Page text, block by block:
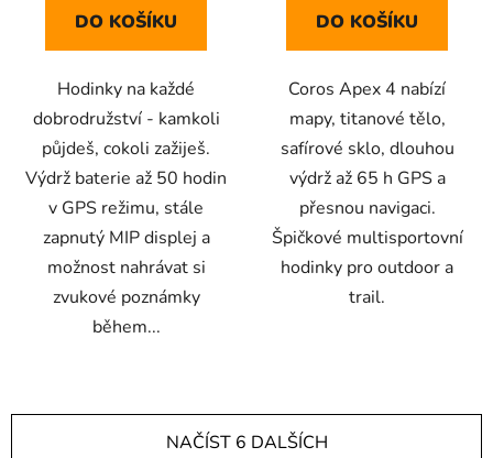
DO KOŠÍKU
Hodinky na každé
dobrodružství - kamkoli
půjdeš, cokoli zažiješ.
Výdrž baterie až 50 hodin
v GPS režimu, stále
zapnutý MIP displej a
možnost nahrávat si
zvukové poznámky
během...
DO KOŠÍKU
Coros Apex 4 nabízí
mapy, titanové tělo,
safírové sklo, dlouhou
výdrž až 65 h GPS a
přesnou navigaci.
Špičkové multisportovní
hodinky pro outdoor a
trail.
NAČÍST 6 DALŠÍCH